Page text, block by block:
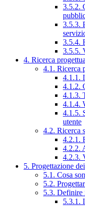
3.5.2.
3.5.3.
3.5.4.
3.5.5.
4. Ricerca
4.1. Ricerca
4.1.1.
4.1.2.
4.1.3.
4.1.4.
4.1.5.
utente
4.2. Ricerca
4.2.1.
4.2.2.
4.2.3.
5. Progettazione
5.1. Cosa
5.2.
5.3. Definire
5.3.1.